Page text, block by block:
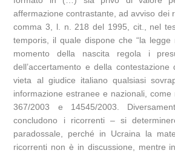
affermazione contrastante, ad avviso dei
comma 3, l. n. 218 del 1995, cit., nel
temporis, il quale dispone che “la legge
momento della nascita regola i
dell’accertamento e della
vieta al giudice italiano qualsiasi
informazione estranee e nazionali, come
367/2003 e 14545/2003.
concludono i ricorrenti – si
paradossale, perché in Ucraina la
ricorrenti non è in discussione, mentre